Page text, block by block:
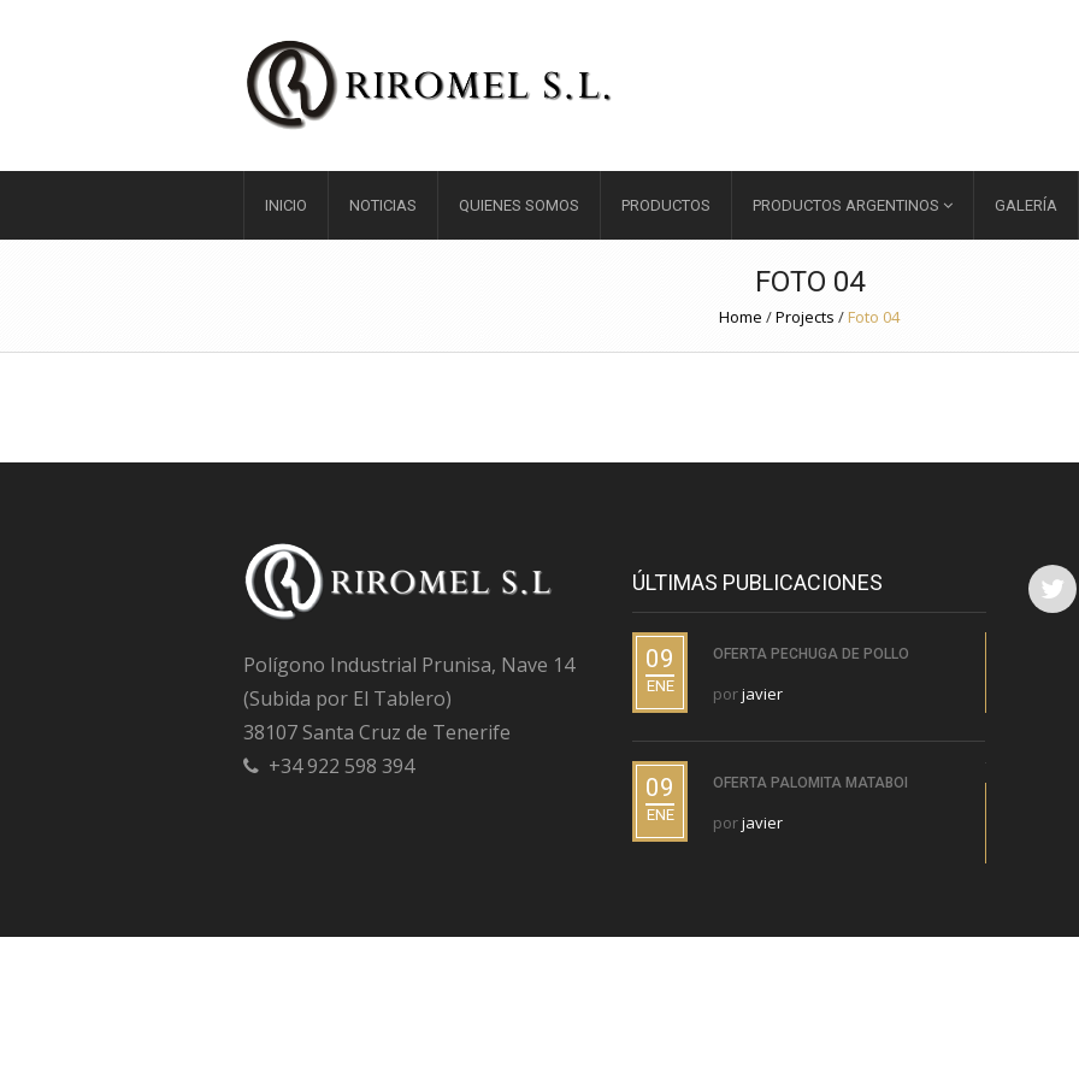
INICIO NOTICIAS QUIENES SOMOS PRODUCTOS PRODUCTOS ARGENTINOS GALERÍA
FOTO 04
Home /Projects /Foto 04
Polígono Industrial Prunisa, Nave 14
(Subida por El Tablero)
38107 Santa Cruz de Tenerife
+34 922 598 394
ÚLTIMAS PUBLICACIONES
09
ENE
OFERTA PECHUGA DE POLLO
porjavier
09
ENE
OFERTA PALOMITA MATABOI
porjavier